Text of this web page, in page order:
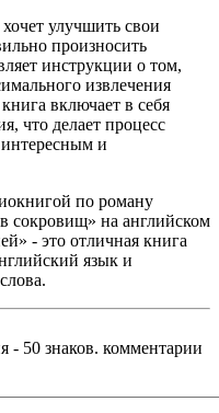
улучшить свои
произносить
инструкции о том,
извлечения
включает в себя
что делает процесс
интересным и
по роману
сокровищ» на английском
- это отличная книга
язык и
- 50 знаков. комментарии